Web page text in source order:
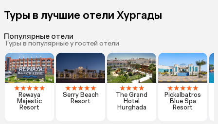
Туры в лучшие отели Хургады
Популярные отели
Туры в популярные у гостей отели
★★★★★
Rewaya
Majestic
Resort
★★★★★
Serry Beach
Resort
★★★★
The Grand
Hotel
Hurghada
★★★★★
Pickalbatros
Blue Spa
Resort